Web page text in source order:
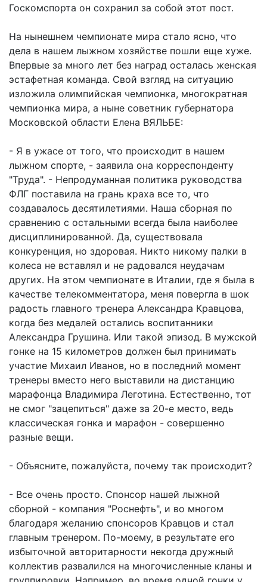
Госкомспорта он сохранил за собой этот пост.
На нынешнем чемпионате мира стало ясно, что
дела в нашем лыжном хозяйстве пошли еще хуже.
Впервые за много лет без наград осталась женская
эстафетная команда. Свой взгляд на ситуацию
изложила олимпийская чемпионка, многократная
чемпионка мира, а ныне советник губернатора
Московской области Елена ВЯЛЬБЕ:
- Я в ужасе от того, что происходит в нашем
лыжном спорте, - заявила она корреспонденту
"Труда". - Непродуманная политика руководства
ФЛГ поставила на грань краха все то, что
создавалось десятилетиями. Наша сборная по
сравнению с остальными всегда была наиболее
дисциплинированной. Да, существовала
конкуренция, но здоровая. Никто никому палки в
колеса не вставлял и не радовался неудачам
других. На этом чемпионате в Италии, где я была в
качестве телекомментатора, меня повергла в шок
радость главного тренера Александра Кравцова,
когда без медалей остались воспитанники
Александра Грушина. Или такой эпизод. В мужской
гонке на 15 километров должен был принимать
участие Михаил Иванов, но в последний момент
тренеры вместо него выставили на дистанцию
марафонца Владимира Леготина. Естественно, тот
не смог "зацепиться" даже за 20-е место, ведь
классическая гонка и марафон - совершенно
разные вещи.
- Объясните, пожалуйста, почему так происходит?
- Все очень просто. Спонсор нашей лыжной
сборной - компания "Роснефть", и во многом
благодаря желанию спонсоров Кравцов и стал
главным тренером. По-моему, в результате его
избыточной авторитарности некогда дружный
коллектив развалился на многочисленные кланы и